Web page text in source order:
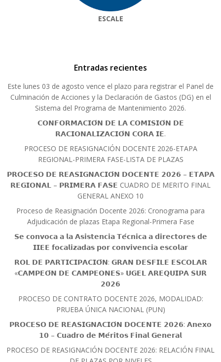
ESCALE
Entradas recientes
Este lunes 03 de agosto vence el plazo para registrar el Panel de
Culminación de Acciones y la Declaración de Gastos (DG) en el
Sistema del Programa de Mantenimiento 2026.
𝗖𝗢𝗡𝗙𝗢𝗥𝗠𝗔𝗖𝗜𝗢́𝗡 𝗗𝗘 𝗟𝗔 𝗖𝗢𝗠𝗜𝗦𝗜𝗢́𝗡 𝗗𝗘
𝗥𝗔𝗖𝗜𝗢𝗡𝗔𝗟𝗜𝗭𝗔𝗖𝗜𝗢́𝗡 𝗖𝗢𝗥𝗔 𝗜𝗘.
PROCESO DE REASIGNACIÓN DOCENTE 2026-ETAPA
REGIONAL-PRIMERA FASE-LISTA DE PLAZAS
𝗣𝗥𝗢𝗖𝗘𝗦𝗢 𝗗𝗘 𝗥𝗘𝗔𝗦𝗜𝗚𝗡𝗔𝗖𝗜𝗢́𝗡 𝗗𝗢𝗖𝗘𝗡𝗧𝗘 𝟮𝟬𝟮𝟲 – 𝗘𝗧𝗔𝗣𝗔
𝗥𝗘𝗚𝗜𝗢𝗡𝗔𝗟 – 𝗣𝗥𝗜𝗠𝗘𝗥𝗔 𝗙𝗔𝗦𝗘 CUADRO DE MERITO FINAL
GENERAL ANEXO 10
Proceso de Reasignación Docente 2026: Cronograma para
Adjudicación de plazas Etapa Regional-Primera Fase
𝗦𝗲 𝗰𝗼𝗻𝘃𝗼𝗰𝗮 𝗮 𝗹𝗮 𝗔𝘀𝗶𝘀𝘁𝗲𝗻𝗰𝗶𝗮 𝗧𝗲́𝗰𝗻𝗶𝗰𝗮 𝗮 𝗱𝗶𝗿𝗲𝗰𝘁𝗼𝗿𝗲𝘀 𝗱𝗲
𝗜𝗜𝗘𝗘 𝗳𝗼𝗰𝗮𝗹𝗶𝘇𝗮𝗱𝗮𝘀 𝗽𝗼𝗿 𝗰𝗼𝗻𝘃𝗶𝘃𝗲𝗻𝗰𝗶𝗮 𝗲𝘀𝗰𝗼𝗹𝗮𝗿
𝗥𝗢𝗟 𝗗𝗘 𝗣𝗔𝗥𝗧𝗜𝗖𝗜𝗣𝗔𝗖𝗜𝗢́𝗡: 𝗚𝗥𝗔𝗡 𝗗𝗘𝗦𝗙𝗜𝗟𝗘 𝗘𝗦𝗖𝗢𝗟𝗔𝗥
«𝗖𝗔𝗠𝗣𝗘𝗢́𝗡 𝗗𝗘 𝗖𝗔𝗠𝗣𝗘𝗢𝗡𝗘𝗦» 𝗨𝗚𝗘𝗟 𝗔𝗥𝗘𝗤𝗨𝗜𝗣𝗔 𝗦𝗨𝗥
𝟮𝟬𝟮𝟲
PROCESO DE CONTRATO DOCENTE 2026, MODALIDAD:
PRUEBA ÚNICA NACIONAL (PUN)
𝗣𝗥𝗢𝗖𝗘𝗦𝗢 𝗗𝗘 𝗥𝗘𝗔𝗦𝗜𝗚𝗡𝗔𝗖𝗜𝗢́𝗡 𝗗𝗢𝗖𝗘𝗡𝗧𝗘 𝟮𝟬𝟮𝟲: 𝗔𝗻𝗲𝘅𝗼
𝟭𝟬 – 𝗖𝘂𝗮𝗱𝗿𝗼 𝗱𝗲 𝗠𝗲́𝗿𝗶𝘁𝗼𝘀 𝗙𝗶𝗻𝗮𝗹 𝗚𝗲𝗻𝗲𝗿𝗮𝗹
PROCESO DE REASIGNACIÓN DOCENTE 2026: RELACIÓN FINAL